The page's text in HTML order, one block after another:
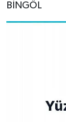
BİNGÖL